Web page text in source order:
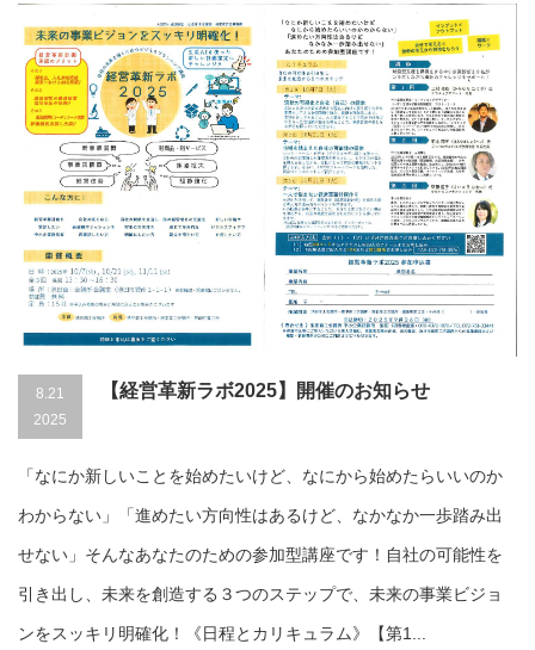
8.21
2025
【経営革新ラボ2025】開催のお知らせ
「なにか新しいことを始めたいけど、なにから始めたらいいのか
わからない」「進めたい方向性はあるけど、なかなか一歩踏み出
せない」そんなあなたのための参加型講座です！自社の可能性を
引き出し、未来を創造する３つのステップで、未来の事業ビジョ
ンをスッキリ明確化！《日程とカリキュラム》【第1...